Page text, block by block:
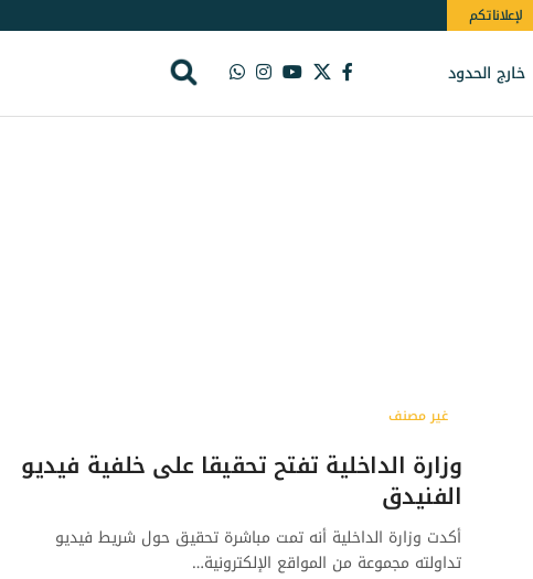
لإعلاناتكم
خارج الحدود
غير مصنف
وزارة الداخلية تفتح تحقيقا على خلفية فيديو
الفنيدق
أكدت وزارة الداخلية أنه تمت مباشرة تحقيق حول شريط فيديو
تداولته مجموعة من المواقع الإلكترونية…